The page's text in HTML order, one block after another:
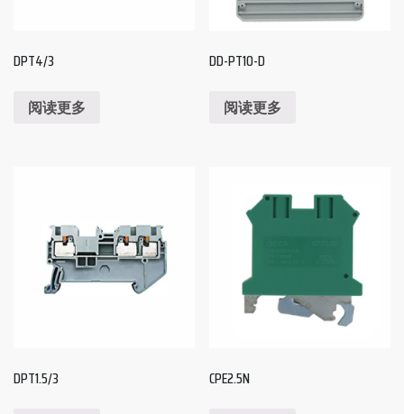
DPT4/3
阅读更多
DD-PT10-D
阅读更多
DPT1.5/3 CPE2.5N